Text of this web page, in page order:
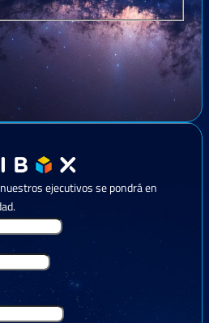
ejecutivos se pondrá en